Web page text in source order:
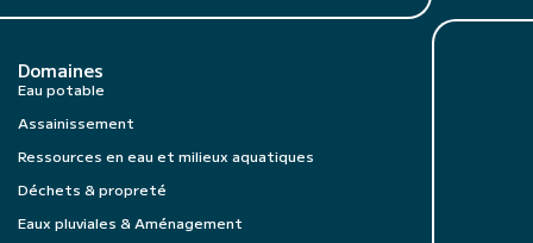
Domaines
Eau potable
Assainissement
Ressources en eau et milieux aquatiques
Déchets & propreté
Eaux pluviales & Aménagement